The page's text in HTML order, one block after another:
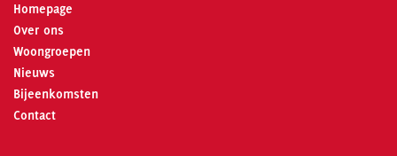
Homepage
Over ons
Woongroepen
Nieuws
Bijeenkomsten
Contact